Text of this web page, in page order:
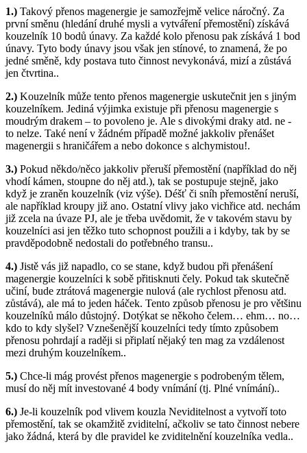
1.) Takový přenos magenergie je samozřejmě velice náročný. Za
první směnu (hledání druhé mysli a vytváření přemostění) získává
kouzelník 10 bodů únavy. Za každé kolo přenosu pak získává 1 bod
únavy. Tyto body únavy jsou však jen stínové, to znamená, že po
jedné směně, kdy postava tuto činnost nevykonává, mizí a zůstává
jen čtvrtina..
2.) Kouzelník může tento přenos magenergie uskutečnit jen s jiným
kouzelníkem. Jediná výjimka existuje při přenosu magenergie s
moudrým drakem – to povoleno je. Ale s divokými draky atd. ne -
to nelze. Také není v žádném případě možné jakkoliv přenášet
magenergii s hraničářem a nebo dokonce s alchymistou!.
3.) Pokud někdo/něco jakkoliv přeruší přemostění (například do něj
vhodí kámen, stoupne do něj atd.), tak se postupuje stejně, jako
když je zraněn kouzelník (viz výše). Déšť či sníh přemostění neruší,
ale například kroupy již ano. Ostatní vlivy jako vichřice atd. nechám
již zcela na úvaze PJ, ale je třeba uvědomit, že v takovém stavu by
kouzelníci asi jen těžko tuto schopnost použili a i kdyby, tak by se
pravděpodobně nedostali do potřebného transu..
4.) Jistě vás již napadlo, co se stane, když budou při přenášení
magenergie kouzelníci k sobě přitisknuti čely. Pokud tak skutečně
učiní, bude ztrátová magenergie nulová (ale rychlost přenosu atd.
zůstává), ale má to jeden háček. Tento způsob přenosu je pro většinu
kouzelníků málo důstojný. Dotýkat se někoho čelem… ehm… no…
kdo to kdy slyšel? Vznešenější kouzelníci tedy tímto způsobem
přenosu pohrdají a raději si připlatí nějaký ten mag za vzdálenost
mezi druhým kouzelníkem..
5.) Chce-li mág provést přenos magenergie s podrobeným tělem,
musí do něj mít investované 4 body vnímání (tj. Plné vnímání)..
6.) Je-li kouzelník pod vlivem kouzla Neviditelnost a vytvoří toto
přemostění, tak se okamžitě zviditelní, ačkoliv se tato činnost nebere
jako žádná, která by dle pravidel ke zviditelnění kouzelníka vedla..